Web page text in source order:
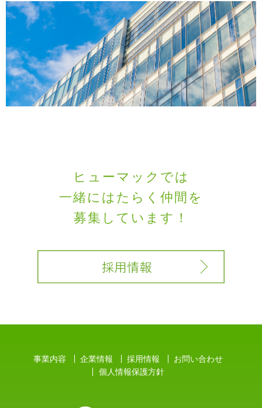
ヒューマックでは
一緒にはたらく 仲間を
募集しています！
事業内容 企業情報 採用情報
お問い合わせ
個人情報保護方針